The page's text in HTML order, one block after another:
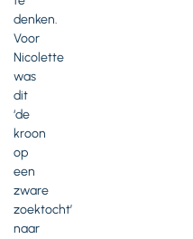
denken.
Voor
Nicolette
was
dit
‘de
kroon
op
een
zware
zoektocht’
naar